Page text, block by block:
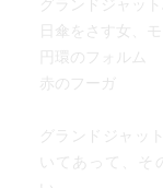
グランドジャッ
日傘をさす女、
円環のフォルム
赤のフーガ
グランドジャッ
いてあって、そ